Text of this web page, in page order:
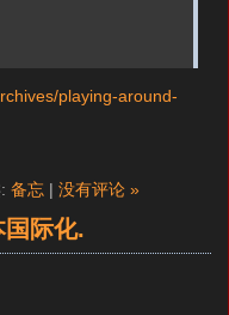
playing-around-
备忘 | 没有评论 »
际化.